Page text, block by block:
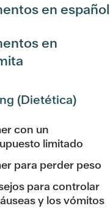
en español
en
(Dietética)
con un
limitado
para perder peso
para controlar
y los vómitos